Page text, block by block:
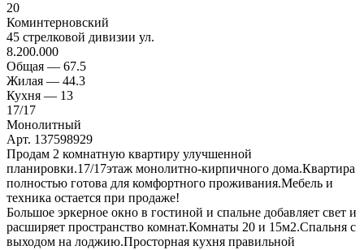
20
Коминтерновский
45 стрелковой дивизии ул.
8.200.000
Общая — 67.5
Жилая — 44.3
Кухня — 13
17/17
Монолитный
Арт. 137598929
Продам 2 комнатную квартиру улучшенной
планировки.17/17этаж монолитно-кирпичного дома.Квартира
полностью готова для комфортного проживания.Мебель и
техника остается при продаже!
Большое эркерное окно в гостиной и спальне добавляет свет и
расширяет пространство комнат.Комнаты 20 и 15м2.Спальня с
выходом на лоджию.Просторная кухня правильной